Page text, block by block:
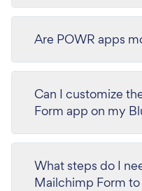
Are POWR apps
Can I customize
Form app on my
What steps do I
Mailchimp Form